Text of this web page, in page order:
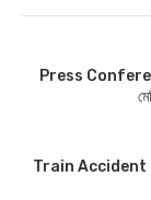
Press
Train Accident :